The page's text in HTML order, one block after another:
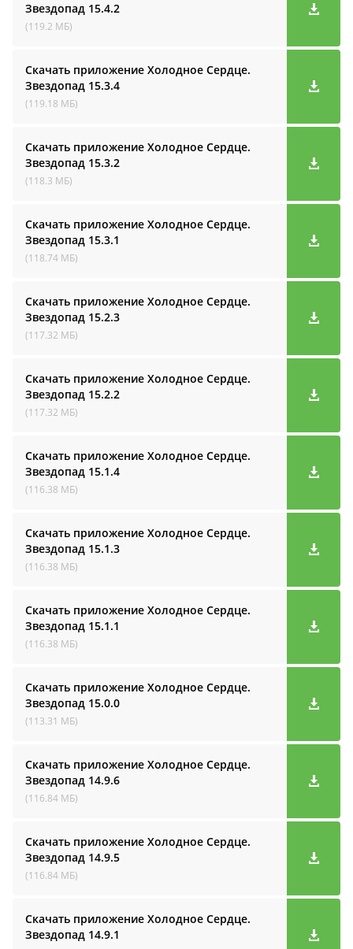
Звездопад 15.4.2
(119.2 МБ)
Скачать приложение Холодное Сердце.
Звездопад 15.3.4
(119.18 МБ)
Скачать приложение Холодное Сердце.
Звездопад 15.3.2
(118.3 МБ)
Скачать приложение Холодное Сердце.
Звездопад 15.3.1
(118.74 МБ)
Скачать приложение Холодное Сердце.
Звездопад 15.2.3
(117.32 МБ)
Скачать приложение Холодное Сердце.
Звездопад 15.2.2
(117.32 МБ)
Скачать приложение Холодное Сердце.
Звездопад 15.1.4
(116.38 МБ)
Скачать приложение Холодное Сердце.
Звездопад 15.1.3
(116.38 МБ)
Скачать приложение Холодное Сердце.
Звездопад 15.1.1
(116.38 МБ)
Скачать приложение Холодное Сердце.
Звездопад 15.0.0
(113.31 МБ)
Скачать приложение Холодное Сердце.
Звездопад 14.9.6
(116.84 МБ)
Скачать приложение Холодное Сердце.
Звездопад 14.9.5
(116.84 МБ)
Скачать приложение Холодное Сердце.
Звездопад 14.9.1